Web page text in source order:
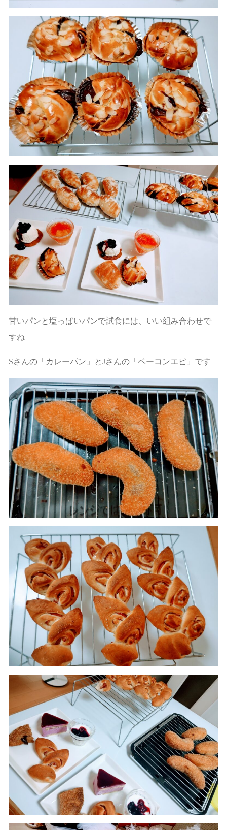
甘いパンと塩っぱいパンで試食には、いい組み合わせで
すね
Sさんの「カレーパン」とJさんの「ベーコンエピ」です